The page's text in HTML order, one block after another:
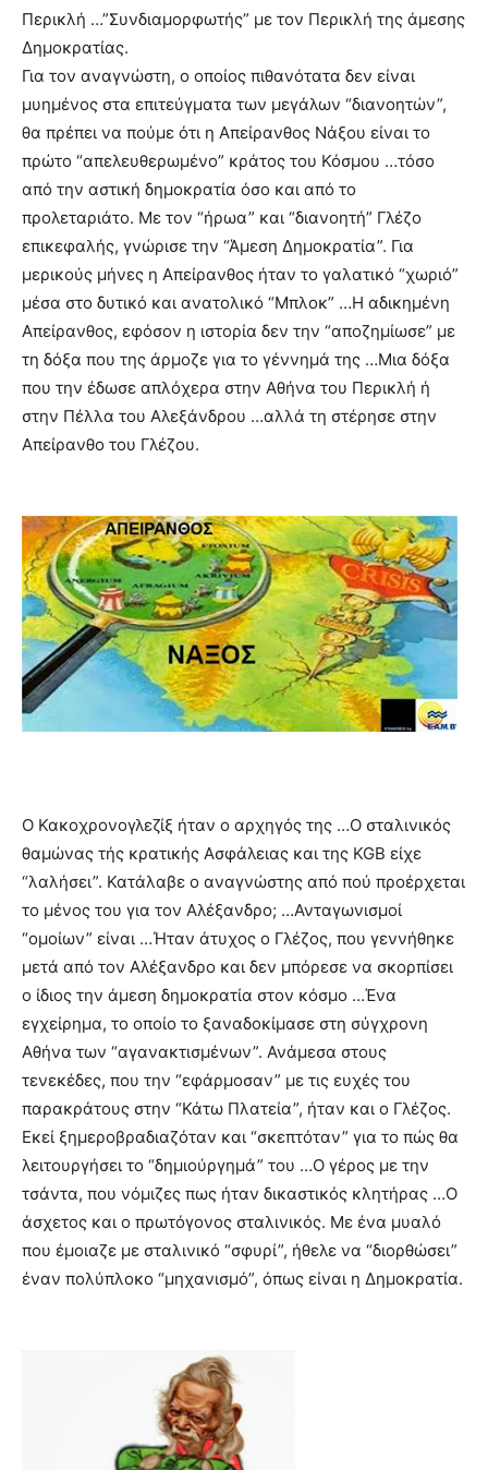
Περικλή …”Συνδιαμορφωτής” με τον Περικλή της άμεσης
Δημοκρατίας.
Για τον αναγνώστη, ο οποίος πιθανότατα δεν είναι
μυημένος στα επιτεύγματα των μεγάλων “διανοητών”,
θα πρέπει να πούμε ότι η Απείρανθος Νάξου είναι το
πρώτο “απελευθερωμένο” κράτος του Κόσμου …τόσο
από την αστική δημοκρατία όσο και από το
προλεταριάτο. Με τον “ήρωα” και “διανοητή” Γλέζο
επικεφαλής, γνώρισε την “Άμεση Δημοκρατία”. Για
μερικούς μήνες η Απείρανθος ήταν το γαλατικό “χωριό”
μέσα στο δυτικό και ανατολικό “Μπλοκ” …Η αδικημένη
Απείρανθος, εφόσον η ιστορία δεν την “αποζημίωσε” με
τη δόξα που της άρμοζε για το γέννημά της …Μια δόξα
που την έδωσε απλόχερα στην Αθήνα του Περικλή ή
στην Πέλλα του Αλεξάνδρου …αλλά τη στέρησε στην
Απείρανθο του Γλέζου.
Ο Κακοχρονογλεζίξ ήταν ο αρχηγός της …Ο σταλινικός
θαμώνας τής κρατικής Ασφάλειας και της KGB είχε
“λαλήσει”. Κατάλαβε ο αναγνώστης από πού προέρχεται
το μένος του για τον Αλέξανδρο; …Ανταγωνισμοί
“ομοίων” είναι …Ήταν άτυχος ο Γλέζος, που γεννήθηκε
μετά από τον Αλέξανδρο και δεν μπόρεσε να σκορπίσει
ο ίδιος την άμεση δημοκρατία στον κόσμο …Ένα
εγχείρημα, το οποίο το ξαναδοκίμασε στη σύγχρονη
Αθήνα των “αγανακτισμένων”. Ανάμεσα στους
τενεκέδες, που την “εφάρμοσαν” με τις ευχές του
παρακράτους στην “Κάτω Πλατεία”, ήταν και ο Γλέζος.
Εκεί ξημεροβραδιαζόταν και “σκεπτόταν” για το πώς θα
λειτουργήσει το “δημιούργημά” του …Ο γέρος με την
τσάντα, που νόμιζες πως ήταν δικαστικός κλητήρας …Ο
άσχετος και ο πρωτόγονος σταλινικός. Με ένα μυαλό
που έμοιαζε με σταλινικό “σφυρί”, ήθελε να “διορθώσει”
έναν πολύπλοκο “μηχανισμό”, όπως είναι η Δημοκρατία.